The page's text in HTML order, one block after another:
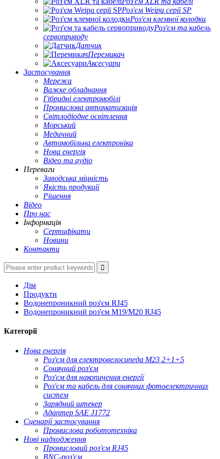
Роз'єм Weipu серії SP
Роз'єм клемної колодки
Роз'єм та кабель
сервоприводу
Датчик
Перемикач
Аксесуари
Застосування
Мережа
Важке обладнання
Гібридні електромобілі
Промислова автоматизація
Світлодіодне освітлення
Морський
Медичний
Автомобільна електроніка
Нова енергія
Відео та аудіо
Переваги
Заводська міцність
Якість продукції
Рішення
Відео
Про нас
Інформація
Сертифікати
Новини
Контакти
Дім
Продукти
Водонепроникний роз'єм RJ45
Водонепроникний роз'єм M19/M20 RJ45
Категорії
Нова енергія
Роз'єм для електровелосипеда M23 2+1+5
Сонячний роз'єм
Роз'єм для накопичення енергії
Роз'єм та кабель для сонячних фотоелектричних
систем
Зарядний штекер
Адаптер SAE J1772
Сценарії застосування
Промислова робототехніка
Нові надходження
Промисловий роз'єм RJ45
BNC-роз'єм